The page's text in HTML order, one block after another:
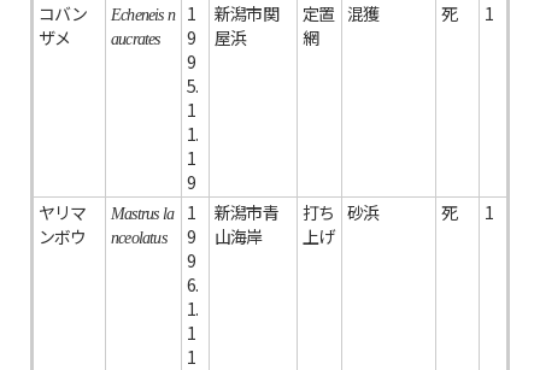
コバン
ザメ
Echeneis n
aucrates
1
9
9
5.
1
1.
1
9
新潟市関
屋浜
定置
網
混獲 死 1
ヤリマ
ンボウ
Mastrus la
nceolatus
1
9
9
6.
1.
1
1
新潟市青
山海岸
打ち
上げ
砂浜 死 1